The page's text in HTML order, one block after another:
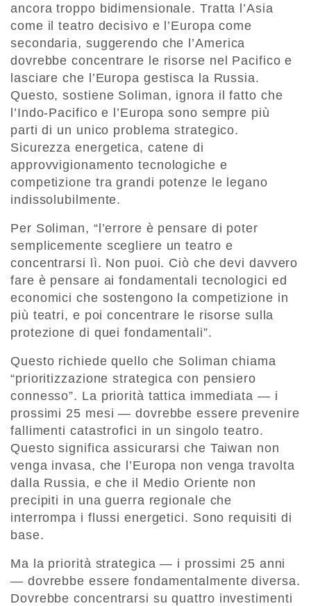
ancora troppo bidimensionale. Tratta l’Asia
come il teatro decisivo e l’Europa come
secondaria, suggerendo che l’America
dovrebbe concentrare le risorse nel Pacifico e
lasciare che l’Europa gestisca la Russia.
Questo, sostiene Soliman, ignora il fatto che
l’Indo-Pacifico e l’Europa sono sempre più
parti di un unico problema strategico.
Sicurezza energetica, catene di
approvvigionamento tecnologiche e
competizione tra grandi potenze le legano
indissolubilmente.
Per Soliman, “l’errore è pensare di poter
semplicemente scegliere un teatro e
concentrarsi lì. Non puoi. Ciò che devi davvero
fare è pensare ai fondamentali tecnologici ed
economici che sostengono la competizione in
più teatri, e poi concentrare le risorse sulla
protezione di quei fondamentali”.
Questo richiede quello che Soliman chiama
“prioritizzazione strategica con pensiero
connesso”. La priorità tattica immediata — i
prossimi 25 mesi — dovrebbe essere prevenire
fallimenti catastrofici in un singolo teatro.
Questo significa assicurarsi che Taiwan non
venga invasa, che l’Europa non venga travolta
dalla Russia, e che il Medio Oriente non
precipiti in una guerra regionale che
interrompa i flussi energetici. Sono requisiti di
base.
Ma la priorità strategica — i prossimi 25 anni
— dovrebbe essere fondamentalmente diversa.
Dovrebbe concentrarsi su quattro investimenti